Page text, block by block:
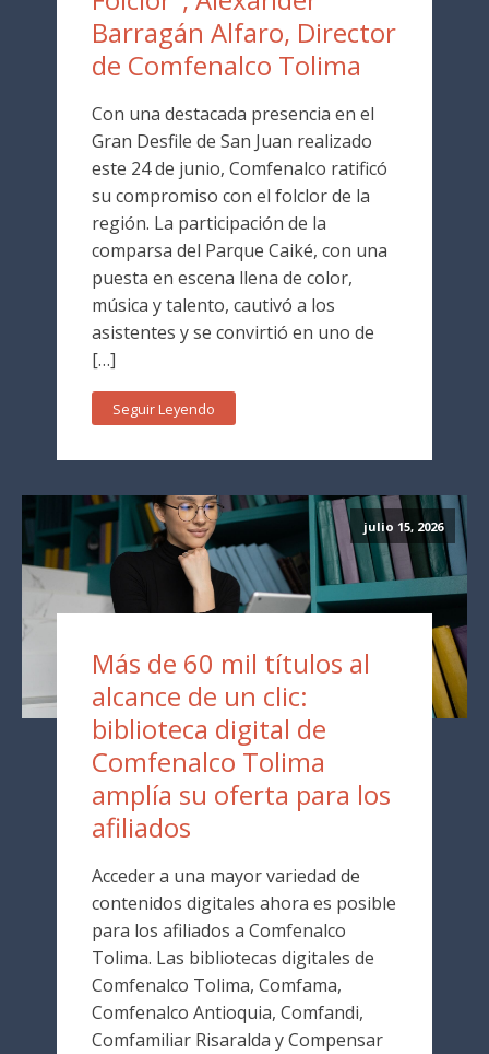
Barragán Alfaro, Director
de Comfenalco Tolima
Con una destacada presencia en el
Gran Desfile de San Juan realizado
este 24 de junio, Comfenalco ratificó
su compromiso con el folclor de la
región. La participación de la
comparsa del Parque Caiké, con una
puesta en escena llena de color,
música y talento, cautivó a los
asistentes y se convirtió en uno de
[…]
Seguir Leyendo
julio 15, 2026
Más de 60 mil títulos al
alcance de un clic:
biblioteca digital de
Comfenalco Tolima
amplía su oferta para los
afiliados
Acceder a una mayor variedad de
contenidos digitales ahora es posible
para los afiliados a Comfenalco
Tolima. Las bibliotecas digitales de
Comfenalco Tolima, Comfama,
Comfenalco Antioquia, Comfandi,
Comfamiliar Risaralda y Compensar